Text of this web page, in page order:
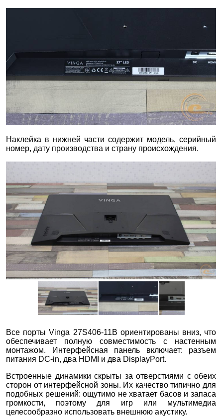
Наклейка в нижней части содержит модель, серийный
номер, дату производства и страну происхождения.
Все порты Vinga 27S406-11B ориентированы вниз, что
обеспечивает полную совместимость с настенным
монтажом. Интерфейсная панель включает: разъем
питания DC-in, два HDMI и два DisplayPort.
Встроенные динамики скрыты за отверстиями с обеих
сторон от интерфейсной зоны. Их качество типично для
подобных решений: ощутимо не хватает басов и запаса
громкости, поэтому для игр или мультимедиа
целесообразно использовать внешнюю акустику.